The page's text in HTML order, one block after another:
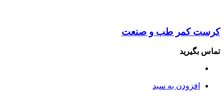
کرست کمر طب و صنعت
تماس بگیرید
افزودن به سبد